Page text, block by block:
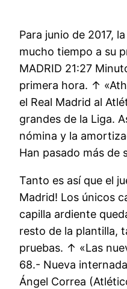
Para junio de 2017,
mucho tiempo a su
MADRID 21:27
primera hora. ↑
el Real Madrid al
grandes de la Liga.
nómina y la
Han pasado más de
Tanto es así que el
Madrid! Los únicos
capilla ardiente
resto de la plantilla,
pruebas. ↑ «Las
68.- Nueva
Ángel Correa